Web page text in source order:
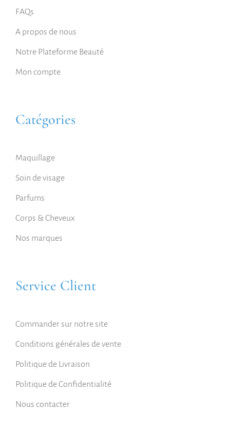
FAQs
A propos de nous
Notre Plateforme Beauté
Mon compte
Catégories
Maquillage
Soin de visage
Parfums
Corps & Cheveux
Nos marques
Service Client
Commander sur notre site
Conditions générales de vente
Politique de Livraison
Politique de Confidentialité
Nous contacter